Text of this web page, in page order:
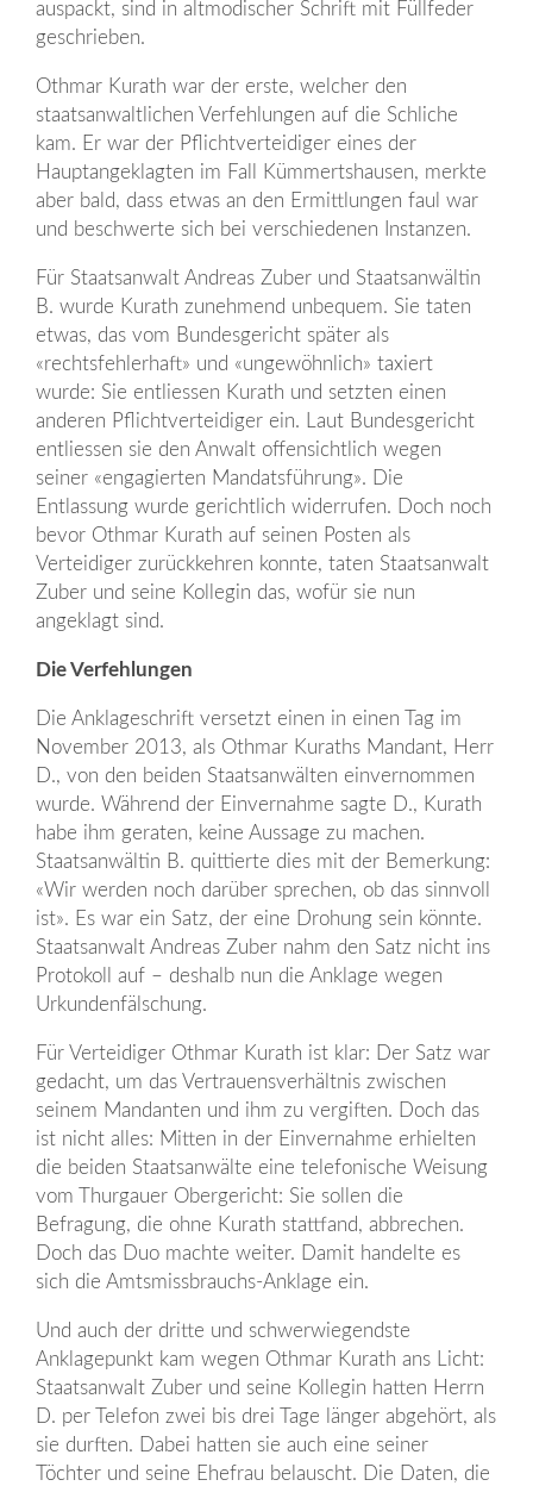
auspackt, sind in altmodischer Schrift mit Füllfeder
geschrieben.
Othmar Kurath war der erste, welcher den
staatsanwaltlichen Verfehlungen auf die Schliche
kam. Er war der Pflichtverteidiger eines der
Hauptangeklagten im Fall Kümmertshausen, merkte
aber bald, dass etwas an den Ermittlungen faul war
und beschwerte sich bei verschiedenen Instanzen.
Für Staatsanwalt Andreas Zuber und Staatsanwältin
B. wurde Kurath zunehmend unbequem. Sie taten
etwas, das vom Bundesgericht später als
«rechtsfehlerhaft» und «ungewöhnlich» taxiert
wurde: Sie entliessen Kurath und setzten einen
anderen Pflichtverteidiger ein. Laut Bundesgericht
entliessen sie den Anwalt offensichtlich wegen
seiner «engagierten Mandatsführung». Die
Entlassung wurde gerichtlich widerrufen. Doch noch
bevor Othmar Kurath auf seinen Posten als
Verteidiger zurückkehren konnte, taten Staatsanwalt
Zuber und seine Kollegin das, wofür sie nun
angeklagt sind.
Die Verfehlungen
Die Anklageschrift versetzt einen in einen Tag im
November 2013, als Othmar Kuraths Mandant, Herr
D., von den beiden Staatsanwälten einvernommen
wurde. Während der Einvernahme sagte D., Kurath
habe ihm geraten, keine Aussage zu machen.
Staatsanwältin B. quittierte dies mit der Bemerkung:
«Wir werden noch darüber sprechen, ob das sinnvoll
ist». Es war ein Satz, der eine Drohung sein könnte.
Staatsanwalt Andreas Zuber nahm den Satz nicht ins
Protokoll auf – deshalb nun die Anklage wegen
Urkundenfälschung.
Für Verteidiger Othmar Kurath ist klar: Der Satz war
gedacht, um das Vertrauensverhältnis zwischen
seinem Mandanten und ihm zu vergiften. Doch das
ist nicht alles: Mitten in der Einvernahme erhielten
die beiden Staatsanwälte eine telefonische Weisung
vom Thurgauer Obergericht: Sie sollen die
Befragung, die ohne Kurath stattfand, abbrechen.
Doch das Duo machte weiter. Damit handelte es
sich die Amtsmissbrauchs-Anklage ein.
Und auch der dritte und schwerwiegendste
Anklagepunkt kam wegen Othmar Kurath ans Licht:
Staatsanwalt Zuber und seine Kollegin hatten Herrn
D. per Telefon zwei bis drei Tage länger abgehört, als
sie durften. Dabei hatten sie auch eine seiner
Töchter und seine Ehefrau belauscht. Die Daten, die